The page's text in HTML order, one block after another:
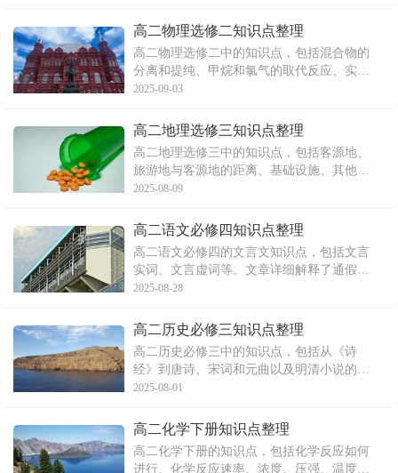
的特点和作用机制。对于理解生物学的核心
概念和掌握生物学知识非常有帮助。
高二物理选修二知识点整理
高二物理选修二中的知识点，包括混合物的
分离和提纯、甲烷和氯气的取代反应、实验
室制甲烷的方法、乙烯的燃烧及与其他物质
内容。文章详细阐述了各种反应的条件和过
程，以及实验室制备相关物质的方法。
2025-09-03
高二地理选修三知识点整理
高二地理选修三中的知识点，包括客源地、
旅游地与客源地的距离、基础设施、其他开
发条件以及旅游资源环境的评价等。文章还
自然环境复杂多样和历史悠久的文化等。此
外，文章还详细列举了我国的自然旅游资
源，如名山和水景等。
2025-08-09
高二语文必修四知识点整理
高二语文必修四的文言文知识点，包括文言
实词、文言虚词等。文章详细解释了通假
字、古今异义、一词多义、词类活用等内
对”之”、”而”、”则”、”然”、”以”和”且”等虚
词的用法进行了说明。
2025-08-28
高二历史必修三知识点整理
高二历史必修三中的知识点，包括从《诗
经》到唐诗、宋词和元曲以及明清小说的内
容。文章详细介绍了各个时期诗歌、词、曲
表人物及其作品等。
2025-08-01
高二化学下册知识点整理
高二化学下册的知识点，包括化学反应如何
进行、化学反应速率、浓度、压强、温度和